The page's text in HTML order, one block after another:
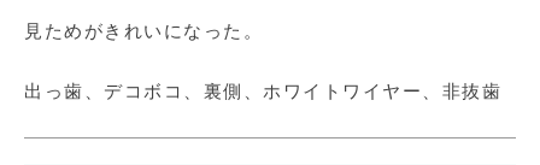
見ためがきれいになった。
出っ歯、デコボコ、裏側、ホワイトワイヤー、非抜歯